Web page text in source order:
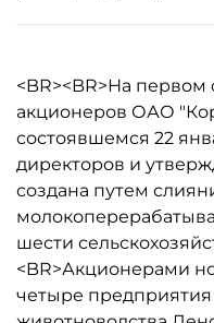
<BR><BR>На
акционеров ОАО
состоявшемся 22
директоров и
создана путем
шести
<BR>Акционерами
четыре